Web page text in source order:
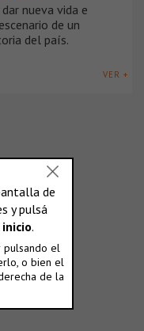
nueva vida e
de un
del país.
VER +